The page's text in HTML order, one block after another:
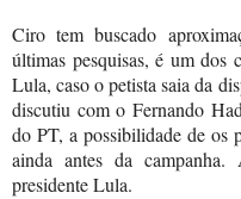
Ciro tem buscado
últimas pesquisas, é um dos
Lula, caso o petista saia da
discutiu com o Fernando
do PT, a possibilidade de os
ainda antes da
presidente Lula.